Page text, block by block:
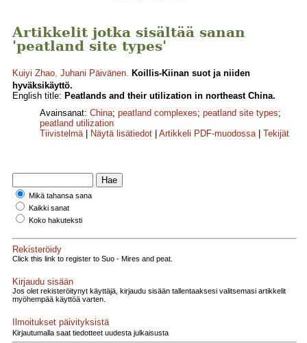
Artikkelit jotka sisältää sanan
'peatland site types'
Kuiyi Zhao, Juhani Päivänen. Koillis-Kiinan suot ja niiden
hyväksikäyttö.
English title: Peatlands and their utilization in northeast China.
Avainsanat: China; peatland complexes; peatland site types;
peatland utilization
Tiivistelmä| Näytä lisätiedot Artikkeli PDF-muodossa| Tekijät
Mikä tahansa sana
Kaikki sanat
Koko hakuteksti
Rekisteröidy
Click this link to register to Suo - Mires and peat.
Kirjaudu sisään
Jos olet rekisteröitynyt käyttäjä, kirjaudu sisään tallentaaksesi valitsemasi artikkelit
myöhempää käyttöä varten.
Ilmoitukset päivityksistä
Kirjautumalla saat tiedotteet uudesta julkaisusta